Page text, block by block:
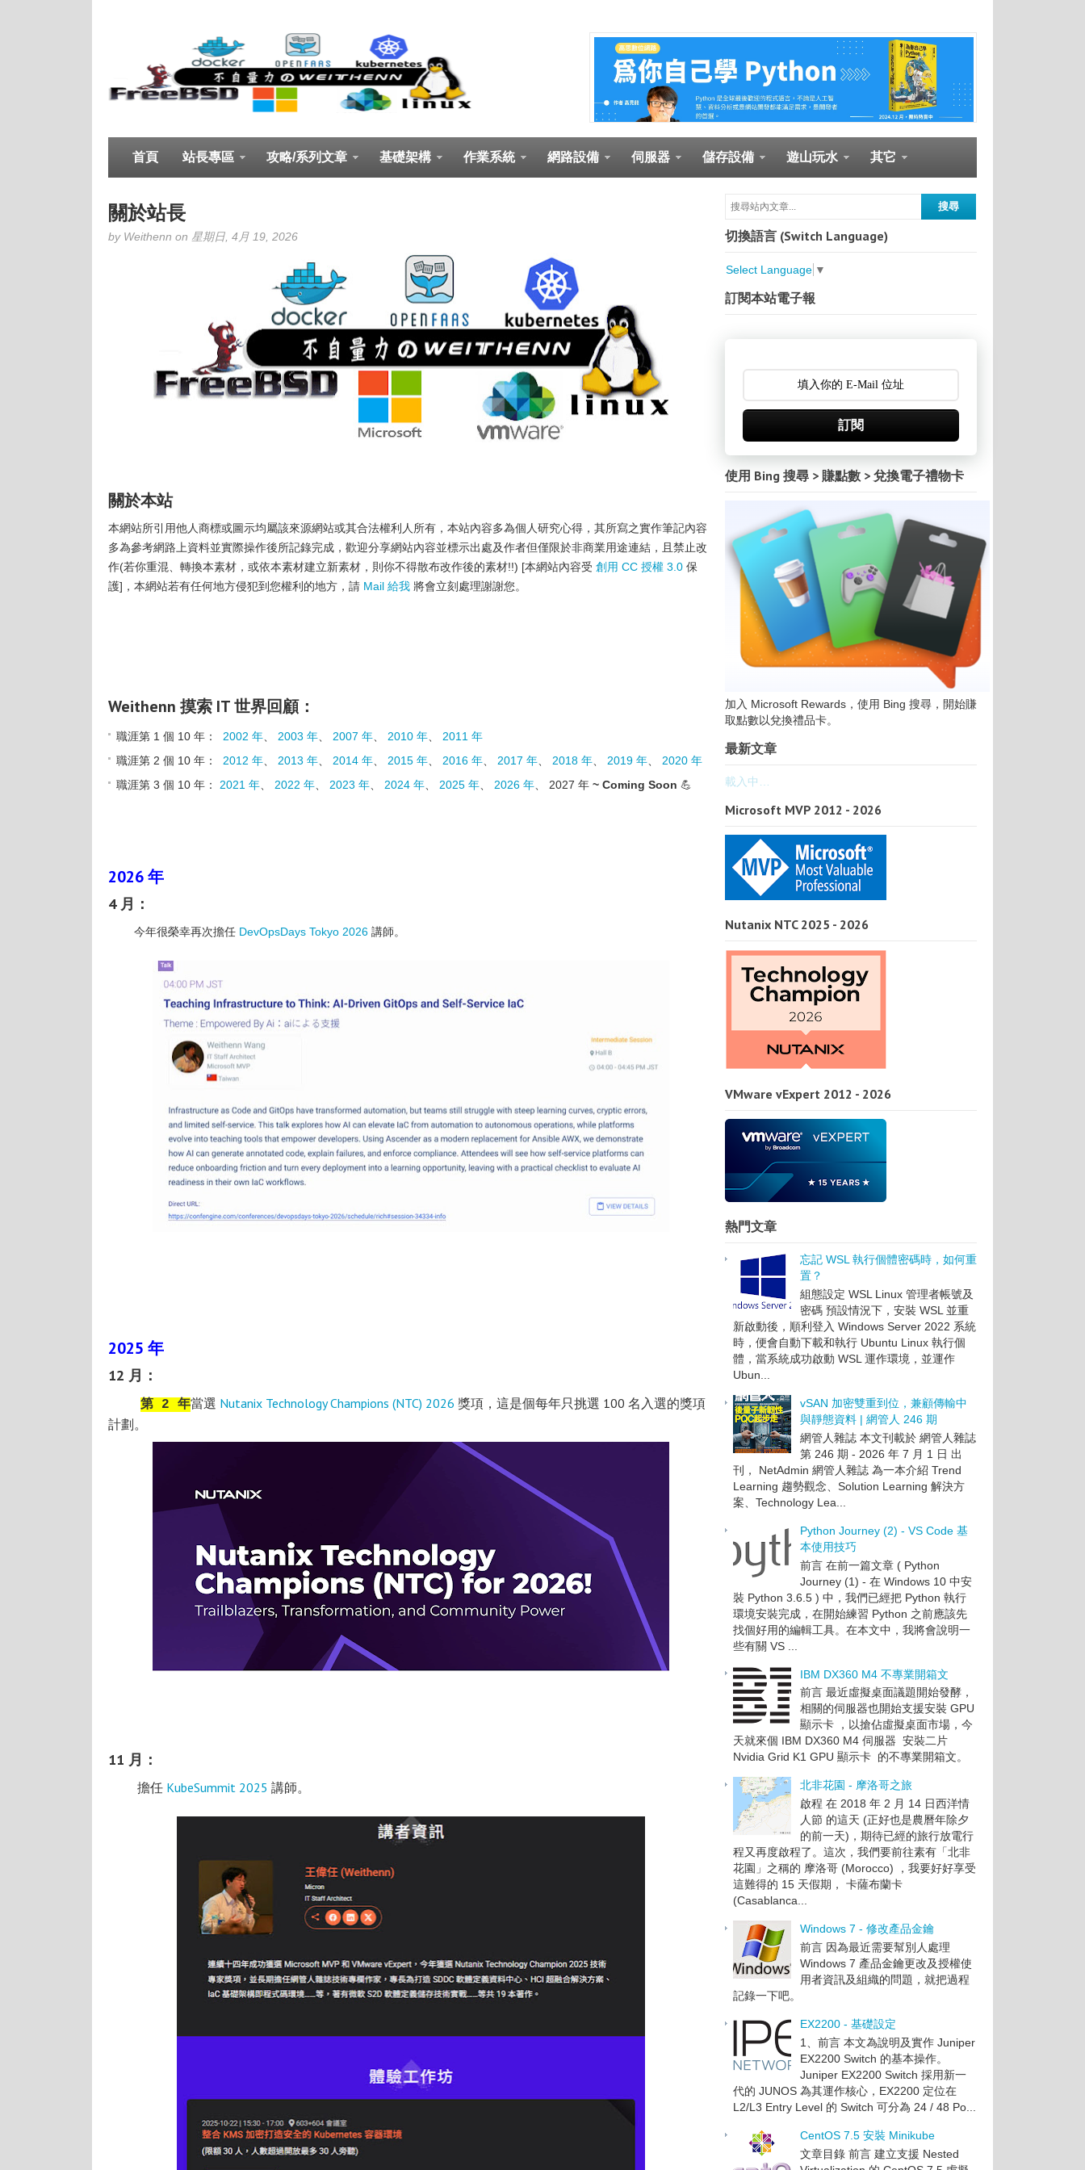
首頁 站長專區 攻略/系列文章 基礎架構 作業系統 網路設備 伺服器 儲存設備 遊山玩水 其它
關於站長
by Weithenn on 星期日, 4月 19, 2026
關於本站
本網站所引用他人商標或圖示均屬該來源網站或其合法權利人所有，本站內容多為個人研究心得，其所寫之實作筆記內容
多為參考網路上資料並實際操作後所記錄完成，歡迎分享網站內容並標示出處及作者但僅限於非商業用途連結，且禁止改
作(若你重混、轉換本素材，或依本素材建立新素材，則你不得散布改作後的素材!!) [本網站內容受 創用 CC 授權 3.0 保
護]，本網站若有任何地方侵犯到您權利的地方，請 Mail 給我 將會立刻處理謝謝您。
Weithenn 摸索 IT 世界回顧：
職涯第 1 個 10 年： 2002 年 2003 年 2007 年 2010 年
2011 年
職涯第 2 個 10 年： 2012 年 2013 年 2014 年 2015 年 2016 年 2017 年 2018 年 2019 年
2020 年
職涯第 3 個 10 年： 2021 年 2022 年 2023 年 2024 年 2025 年 2026 年 、 2027 年 ~ Coming Soon 💪
2026 年
4 月：
今年很榮幸再次擔任 DevOpsDays Tokyo 2026 講師。
2025 年
12 月：
第 2 年當選 Nutanix Technology Champions (NTC) 2026 獎項，這是個每年只挑選 100 名入選的獎項
計劃。
11 月：
擔任 KubeSummit 2025 講師。
切換語言 (Switch Language)
Select Language ▼
訂閱本站電子報
訂閱
使用 Bing 搜尋 > 賺點數 > 兌換電子禮物卡
加入 Microsoft Rewards，使用 Bing 搜尋，開始賺
取點數以兌換禮品卡。
最新文章
載入中…
Microsoft MVP 2012 - 2026
Nutanix NTC 2025 - 2026
VMware vExpert 2012 - 2026
熱門文章
忘記 WSL 執行個體密碼時，如何重
置？
組態設定 WSL Linux 管理者帳號及
密碼 預設情況下，安裝 WSL 並重
新啟動後，順利登入 Windows Server 2022 系統
時，便會自動下載和執行 Ubuntu Linux 執行個
體，當系統成功啟動 WSL 運作環境，並運作
Ubun...
vSAN 加密雙重到位，兼顧傳輸中
與靜態資料 | 網管人 246 期
網管人雜誌 本文刊載於 網管人雜誌
第 246 期 - 2026 年 7 月 1 日 出
刊， NetAdmin 網管人雜誌 為一本介紹 Trend
Learning 趨勢觀念、Solution Learning 解決方
案、Technology Lea...
Python Journey (2) - VS Code 基
本使用技巧
前言 在前一篇文章 ( Python
Journey (1) - 在 Windows 10 中安
裝 Python 3.6.5 ) 中，我們已經把 Python 執行
環境安裝完成，在開始練習 Python 之前應該先
找個好用的編輯工具。在本文中，我將會說明一
些有關 VS ...
IBM DX360 M4 不專業開箱文
前言 最近虛擬桌面議題開始發酵，
相關的伺服器也開始支援安裝 GPU
顯示卡 ，以搶佔虛擬桌面市場，今
天就來個 IBM DX360 M4 伺服器 安裝二片
Nvidia Grid K1 GPU 顯示卡 的不專業開箱文。
北非花園 - 摩洛哥之旅
啟程 在 2018 年 2 月 14 日西洋情
人節 的這天 (正好也是農曆年除夕
的前一天)，期待已經的旅行放電行
程又再度啟程了。這次，我們要前往素有「北非
花園」之稱的 摩洛哥 (Morocco) ，我要好好享受
這難得的 15 天假期， 卡薩布蘭卡
(Casablanca...
Windows 7 - 修改產品金鑰
前言 因為最近需要幫別人處理
Windows 7 產品金鑰更改及授權使
用者資訊及組織的問題，就把過程
記錄一下吧。
EX2200 - 基礎設定
1、前言 本文為說明及實作 Juniper
EX2200 Switch 的基本操作。
Juniper EX2200 Switch 採用新一
代的 JUNOS 為其運作核心，EX2200 定位在
L2/L3 Entry Level 的 Switch 可分為 24 / 48 Po...
CentOS 7.5 安裝 Minikube
文章目錄 前言 建立支援 Nested